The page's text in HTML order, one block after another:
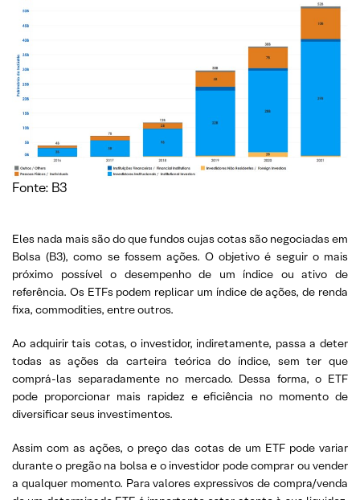
Fonte: B3
Eles nada mais são do que fundos cujas cotas são negociadas em
Bolsa (B3), como se fossem ações. O objetivo é seguir o mais
próximo possível o desempenho de um índice ou ativo de
referência. Os ETFs podem replicar um índice de ações, de renda
fixa, commodities, entre outros.
Ao adquirir tais cotas, o investidor, indiretamente, passa a deter
todas as ações da carteira teórica do índice, sem ter que
comprá-las separadamente no mercado. Dessa forma, o ETF
pode proporcionar mais rapidez e eficiência no momento de
diversificar seus investimentos.
Assim com as ações, o preço das cotas de um ETF pode variar
durante o pregão na bolsa e o investidor pode comprar ou vender
a qualquer momento. Para valores expressivos de compra/venda